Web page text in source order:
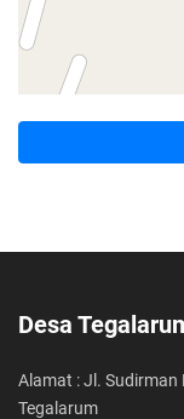
Desa
Alamat : Jl. Sudirman
Tegalarum